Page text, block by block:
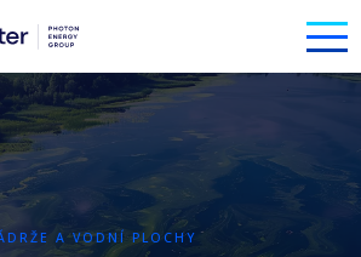
A VODNÍ PLOCHY